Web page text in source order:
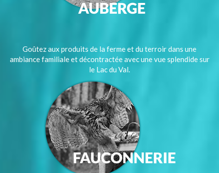
Goûtez aux produits de la ferme et du terroir dans une
ambiance familiale et décontractée avec une vue splendide sur
le Lac du Val.